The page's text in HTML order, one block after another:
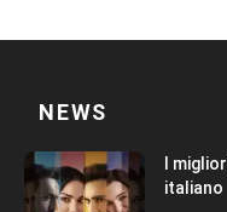
NEWS
I
italiano